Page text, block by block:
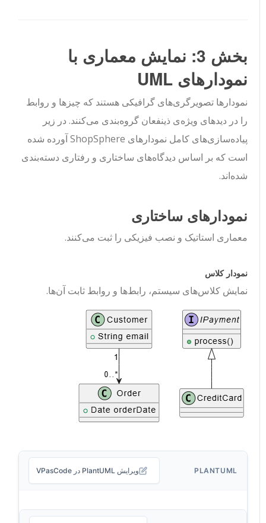
بخش 3: نمایش معماری با
نمودارهای UML
نمودارها تصویرگری‌های گرافیکی هستند که چیزها و روابط
را در دیدهای ویژه‌ی ذینفعان گروه‌بندی می‌کنند. در زیر
پیاده‌سازی‌های کامل نمودارهای ShopSphere آورده شده
است که بر اساس دیدگاه‌های ساختاری و رفتاری دسته‌بندی
شده‌اند.
نمودارهای ساختاری
معماری استاتیک و نصب فیزیکی را ثبت می‌کنند.
نمودار کلاس
نمایش کلاس‌های سیستم، رابط‌ها و روابط ثابت آن‌ها.
PLANTUML ویرایش PlantUML در VPasCode